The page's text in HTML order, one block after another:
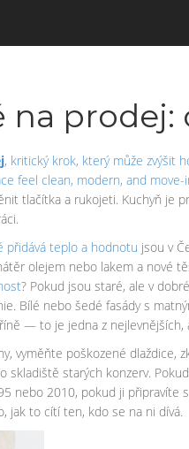
na
, kritický krok, který může zvýšit
feel clean, modern, and move-
tlačítka a rukojeti. Kuchyň je
přidává teplo a hodnotu jsou v
olejem nebo lakem a nové
? Pokud jsou staré, ale v
Bílé nebo šedé fasády s
— to je jedna z
vyměňte poškozené
starých konzerv.
nebo 2010, pokud ji
jak to cítí ten, kdo se na ni dívá.